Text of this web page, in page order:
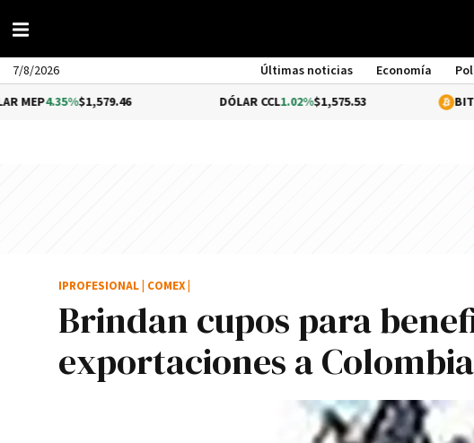
7/8/2026 Últimas noticias Economía
$1,579.46 1.02%$1,575.53 -0.31%
Brindan cupos para
exportaciones a Colombia
IPROFESIONAL COMEX